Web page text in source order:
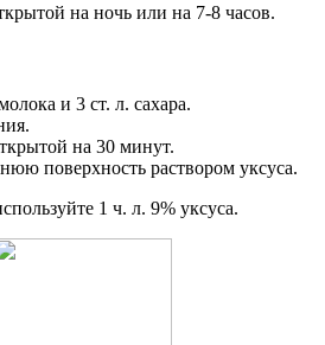
на ночь или на 7-8 часов.
и 3 ст. л. сахара.
на 30 минут.
поверхность раствором уксуса.
1 ч. л. 9% уксуса.